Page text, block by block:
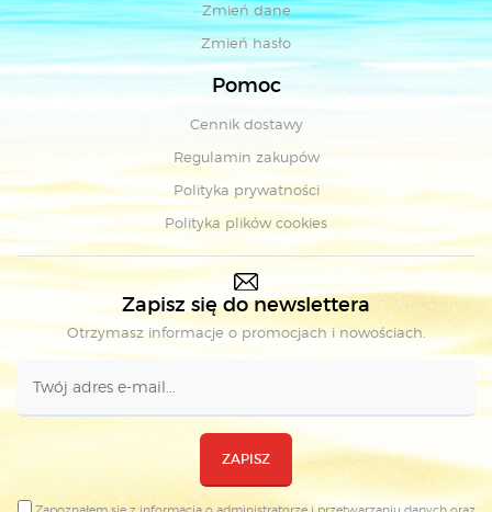
Zmień dane
Zmień hasło
Pomoc
Cennik dostawy
Regulamin zakupów
Polityka prywatności
Polityka plików cookies
Zapisz się do newslettera
Otrzymasz informacje o promocjach i nowościach.
ZAPISZ